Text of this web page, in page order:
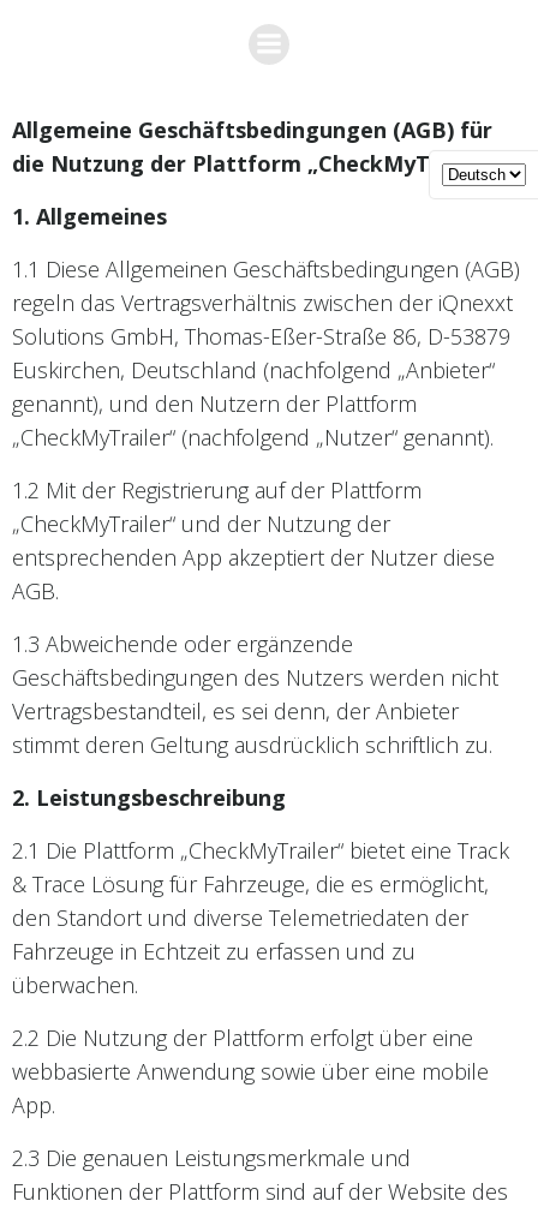
Inhalt
springen
Allgemeine Geschäftsbedingungen (AGB) für
die Nutzung der Plattform „CheckMyTrailer“
1. Allgemeines
1.1 Diese Allgemeinen Geschäftsbedingungen (AGB)
regeln das Vertragsverhältnis zwischen der iQnexxt
Solutions GmbH, Thomas-Eßer-Straße 86, D-53879
Euskirchen, Deutschland (nachfolgend „Anbieter“
genannt), und den Nutzern der Plattform
„CheckMyTrailer“ (nachfolgend „Nutzer“ genannt).
1.2 Mit der Registrierung auf der Plattform
„CheckMyTrailer“ und der Nutzung der
entsprechenden App akzeptiert der Nutzer diese
AGB.
1.3 Abweichende oder ergänzende
Geschäftsbedingungen des Nutzers werden nicht
Vertragsbestandteil, es sei denn, der Anbieter
stimmt deren Geltung ausdrücklich schriftlich zu.
2. Leistungsbeschreibung
2.1 Die Plattform „CheckMyTrailer“ bietet eine Track
& Trace Lösung für Fahrzeuge, die es ermöglicht,
den Standort und diverse Telemetriedaten der
Fahrzeuge in Echtzeit zu erfassen und zu
überwachen.
2.2 Die Nutzung der Plattform erfolgt über eine
webbasierte Anwendung sowie über eine mobile
App.
2.3 Die genauen Leistungsmerkmale und
Funktionen der Plattform sind auf der Website des